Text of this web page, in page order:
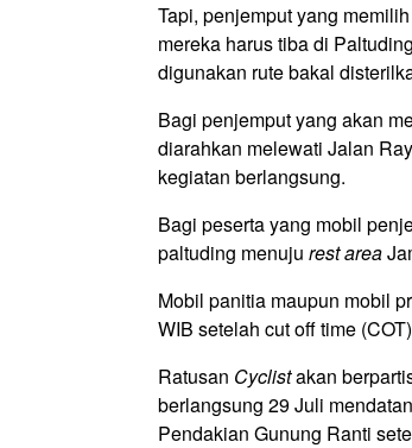
Tapi, penjemput yang
mereka harus tiba di
digunakan rute bakal
Bagi penjemput yang akan
diarahkan melewati Jalan
kegiatan berlangsung.
Bagi peserta yang mobil
paltuding menuju rest area
Mobil panitia maupun mobil
WIB setelah cut off time
Ratusan Cyclistakan
berlangsung 29 Juli
Pendakian Gunung Ranti